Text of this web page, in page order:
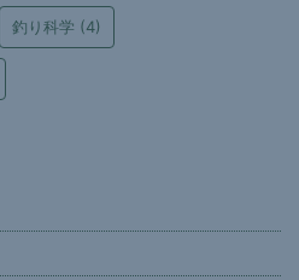
釣り科学 (4)